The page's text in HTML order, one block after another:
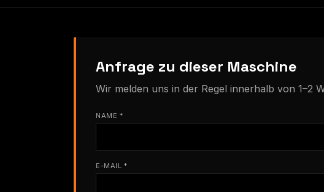
Anfrage zu dieser Maschine
Wir melden uns in der Regel innerhalb von 1–2
NAME *
E-MAIL *